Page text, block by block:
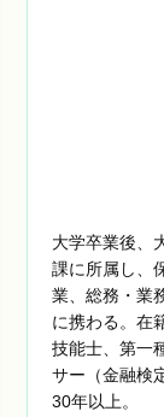
大学卒業後、
課に所属し、
業、総務・業
に携わる。在
技能士、第一
サー（金融検
30年以上。